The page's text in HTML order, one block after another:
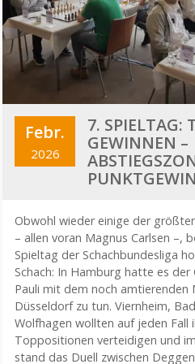
Febr.
2026
7. SPIELTAG:
GEWINNEN –
Obwohl wieder einige der
– allen voran Magnus Carlsen –,
Spieltag der Schachbundesliga
Schach: In Hamburg hatte es der
Pauli mit dem noch amtierenden
Düsseldorf zu tun. Viernheim,
Wolfhagen wollten auf jeden Fall
Toppositionen verteidigen und
stand das Duell zwischen